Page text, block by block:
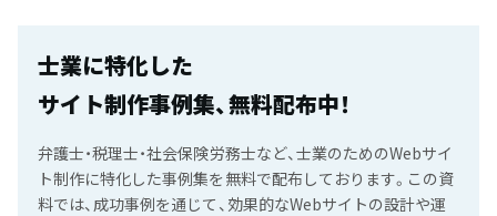
士業に特化した
サイト制作事例集、無料配布中！
弁護士・税理士・社会保険労務士など、士業のためのWebサイ
ト制作に特化した事例集を無料で配布しております。この資
料では、成功事例を通じて、効果的なWebサイトの設計や運